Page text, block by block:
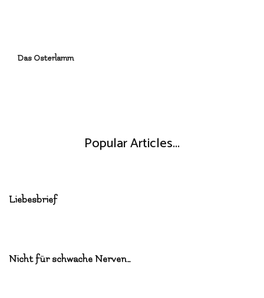
Das Osterlamm
Popular Articles...
Liebesbrief
Nicht für schwache Nerven…